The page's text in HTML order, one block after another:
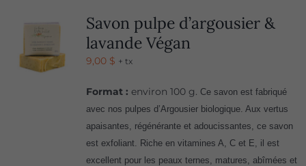
Savon pulpe d’argousier &
lavande Végan
9,00 $ + tx
Format : environ 100 g. Ce savon est fabriqué
avec nos pulpes d’Argousier biologique. Aux vertus
apaisantes, régénérante et adoucissantes, ce savon
est exfoliant. Riche en vitamines A, C et E, il est
excellent pour les peaux ternes, matures, abîmées et